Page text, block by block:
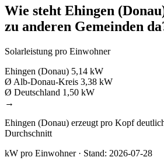
Wie steht Ehingen
zu anderen Gemeinden
Solarleistung pro Einwohner
Ehingen (Donau) 5,14 kW
Ø Alb-Donau-Kreis 3,38 kW
Ø Deutschland 1,50 kW
→
Ehingen (Donau) erzeugt pro Kopf
Durchschnitt
kW pro Einwohner · Stand: 2026-07-28